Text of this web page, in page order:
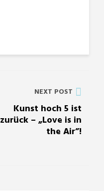
NEXT POST
Kunst hoch 5 ist
zurück – „Love is in
the Air”!